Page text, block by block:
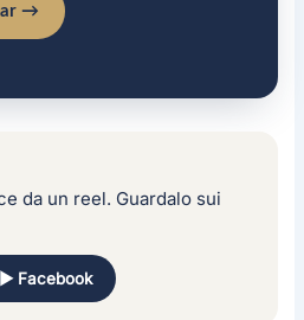
→
da un reel. Guardalo sui
▶ Facebook